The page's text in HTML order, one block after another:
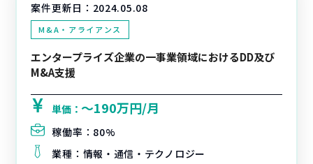
案件更新日： 2024.05.08
M&A・アライアンス
エンタープライズ企業の一事業領域におけるDD及び
M&A支援
単価：〜190万円/月
稼働率： 80%
業種： 情報・通信・テクノロジー